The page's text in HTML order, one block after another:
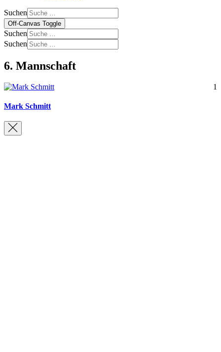
Suchen
Off-Canvas Toggle
Suchen
Suchen
6. Mannschaft
Mark Schmitt
1